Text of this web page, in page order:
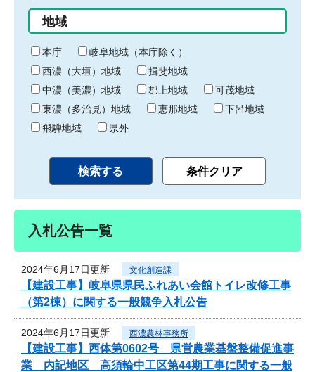
始
り
間
終
わ
り
地域
本庁
岐阜地域（本庁除く）
西濃（大垣）地域
揖斐地域
中濃（美濃）地域
郡上地域
可茂地域
東濃（多治見）地域
恵那地域
下呂地域
飛騨地域
県外
入札公告一覧
2024年6月17日更新 文化創造課
【建設工事】岐阜県県民ふれあい会館トイレ改修工事
（第2棟）に関する一般競争入札公告
2024年6月17日更新 西濃農林事務所
【建設工事】西体第0602号 県営農業基盤整備促進事
業 内記地区 高須輪中工区第44期工事に関する一般